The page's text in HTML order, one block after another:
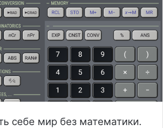
себе мир без математики.